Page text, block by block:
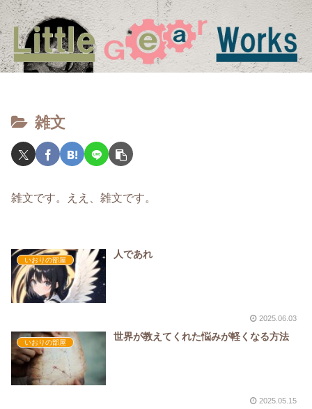
雑文
雑文です。ええ、雑文です。
いおりの部屋
人であれ
2025.06.03
いおりの部屋
世界が教えてくれた悩みが軽くなる方法
2025.05.15